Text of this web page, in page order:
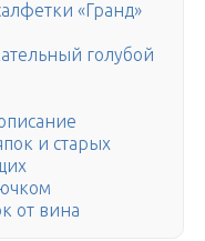
«Гранд»
голубой
и старых
от вина